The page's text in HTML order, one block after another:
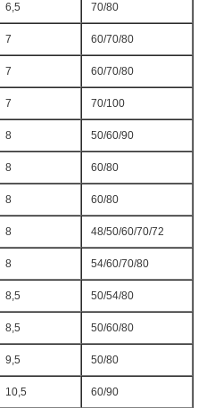
6,5 70/80
7 60/70/80
7 60/70/80
7 70/100
8 50/60/90
8 60/80
8 60/80
8 48/50/60/70/72
8 54/60/70/80
8,5 50/54/80
8,5 50/60/80
9,5 50/80
10,5 60/90